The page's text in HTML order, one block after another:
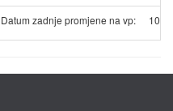
Datum zadnje promjene na vp: